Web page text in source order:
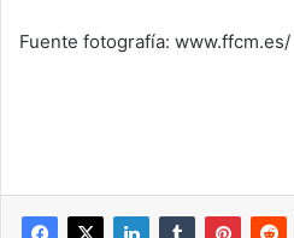
Fuente fotografía: www.ffcm.es/